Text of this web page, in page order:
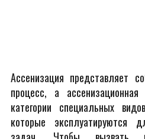
Ассенизация представляет
процесс, а
категории специальных
которые эксплуатируются